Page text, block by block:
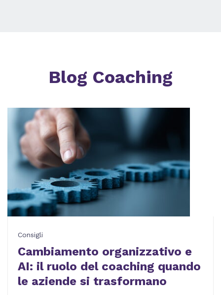
Blog Coaching
Consigli
Cambiamento organizzativo e
AI: il ruolo del coaching quando
le aziende si trasformano